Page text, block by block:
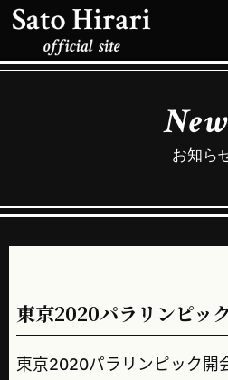
お知ら
東京2020パラリンピッ
東京2020パラリンピック開